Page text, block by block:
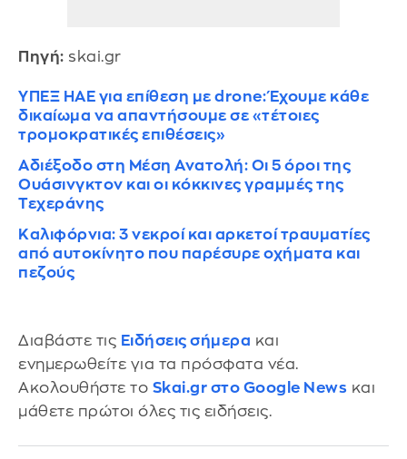
Πηγή: skai.gr
ΥΠΕΞ ΗΑΕ για επίθεση με drone: Έχουμε κάθε
δικαίωμα να απαντήσουμε σε «τέτοιες
τρομοκρατικές επιθέσεις»
Αδιέξοδο στη Μέση Ανατολή: Οι 5 όροι της
Ουάσινγκτον και οι κόκκινες γραμμές της
Τεχεράνης
Καλιφόρνια: 3 νεκροί και αρκετοί τραυματίες
από αυτοκίνητο που παρέσυρε οχήματα και
πεζούς
Διαβάστε τις Ειδήσεις σήμερα και
ενημερωθείτε για τα πρόσφατα νέα.
Ακολουθήστε το Skai.gr στο Google News και
μάθετε πρώτοι όλες τις ειδήσεις.